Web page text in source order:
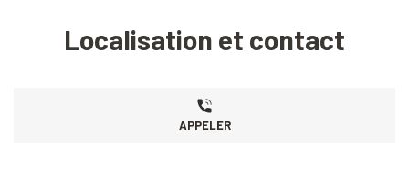
Localisation et contact
APPELER